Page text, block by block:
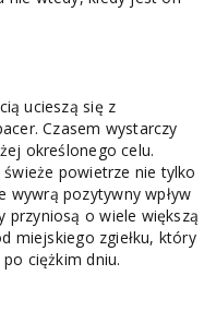
ucieszą się z
Czasem wystarczy
określonego celu.
świeże powietrze nie tylko
wywrą pozytywny wpływ
przyniosą o wiele większą
miejskiego zgiełku, który
ciężkim dniu.